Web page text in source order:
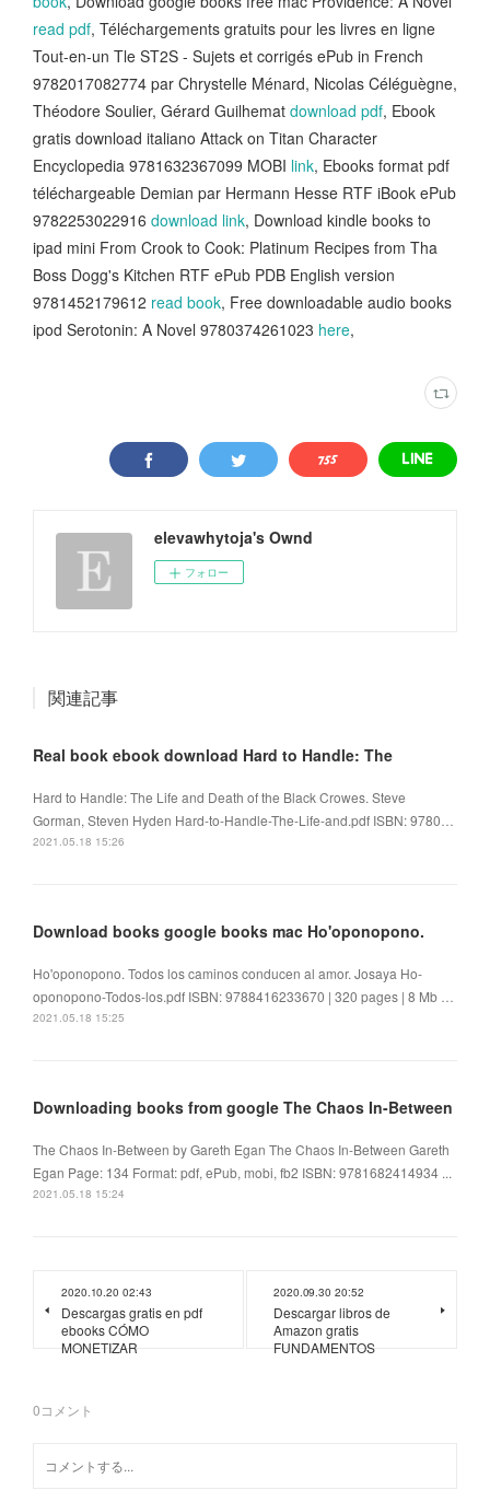
read pdf, Téléchargements gratuits pour les livres en ligne
Tout-en-un Tle ST2S - Sujets et corrigés ePub in French
9782017082774 par Chrystelle Ménard, Nicolas Céléguègne,
Théodore Soulier, Gérard Guilhemat download pdf, Ebook
gratis download italiano Attack on Titan Character
Encyclopedia 9781632367099 MOBI link, Ebooks format pdf
téléchargeable Demian par Hermann Hesse RTF iBook ePub
9782253022916 download link, Download kindle books to
ipad mini From Crook to Cook: Platinum Recipes from Tha
Boss Dogg's Kitchen RTF ePub PDB English version
9781452179612 read book, Free downloadable audio books
ipod Serotonin: A Novel 9780374261023 here,
elevawhytoja's Ownd
フォロー
関連記事
Real book ebook download Hard to Handle: The
Hard to Handle: The Life and Death of the Black Crowes. Steve
Gorman, Steven Hyden Hard-to-Handle-The-Life-and.pdf ISBN: 9780…
2021.05.18 15:26
Download books google books mac Ho'oponopono.
Ho'oponopono. Todos los caminos conducen al amor. Josaya Ho-
oponopono-Todos-los.pdf ISBN: 9788416233670 | 320 pages | 8 Mb …
2021.05.18 15:25
Downloading books from google The Chaos In-Between
The Chaos In-Between by Gareth Egan The Chaos In-Between Gareth
Egan Page: 134 Format: pdf, ePub, mobi, fb2 ISBN: 9781682414934 ...
2021.05.18 15:24
2020.10.20 02:43
Descargas gratis en pdf
ebooks CÓMO
MONETIZAR
2020.09.30 20:52
Descargar libros de
Amazon gratis
FUNDAMENTOS
0コメント